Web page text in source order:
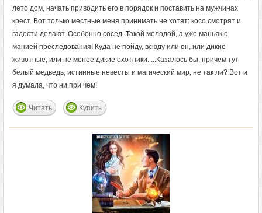
лето дом, начать приводить его в порядок и поставить на мужчинах
крест. Вот только местные меня принимать не хотят: косо смотрят и
гадости делают. Особенно сосед. Такой молодой, а уже маньяк с
манией преследования! Куда не пойду, всюду или он, или дикие
животные, или не менее дикие охотники. ...Казалось бы, причем тут
белый медведь, истинные невесты и магический мир, не так ли? Вот и
я думала, что ни при чем!
Читать Купить